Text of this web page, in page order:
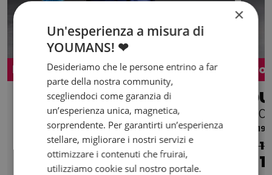
Promo
KSR MOTO
Quip 50
2021 | 5000 km | 50 cc | 2.9 Hp | 2.1 Kw
€ 1.890
1.590
2019
€
×
Un'esperienza a misura di
YOUMANS! ❤
Desideriamo che le persone entrino a far
parte della nostra community,
scegliendoci come garanzia di
un’esperienza unica, magnetica,
sorprendente. Per garantirti un’esperienza
stellare, migliorare i nostri servizi e
ottimizzare i contenuti che fruirai,
utilizziamo cookie sul nostro portale.